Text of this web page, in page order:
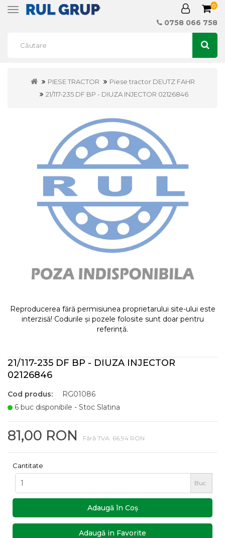
Toggle
0
0758 066 758
PIESE TRACTOR
Piese tractor DEUTZ FAHR
21/117-235 DF BP - DIUZA INJECTOR 02126846
Reproducerea fără permisiunea proprietarului site-ului este
interzisă! Codurile și pozele folosite sunt doar pentru
referință.
21/117-235 DF BP - DIUZA INJECTOR
02126846
Cod produs:
RG01086
6 buc disponibile - Stoc Slatina
81,00 RON Fără TVA: 66,94 RON
Cantitate
Buc
Adaugă în Coş
Adaugă in Favorite